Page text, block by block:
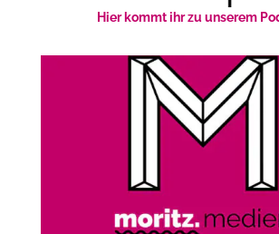
Hier kommt ihr zu unserem